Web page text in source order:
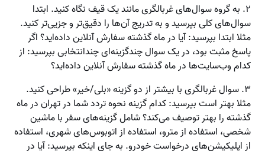
۲. به گروه سوال‌های غربالگری مانند یک قیف نگاه کنید. ابتدا
سوال‌های کلی بپرسید و به تدریج آن‌ها را دقیق‌تر و جزیی‌تر کنید.
مثلا ابتدا بپرسید: آیا در ماه گذشته سفارش آنلاین داده‌اید؟ اگر
پاسخ مثبت بود، در یک سوال چند‌گزینه‌ای‌ چند‌انتخابی بپرسید: از
کدام وب‌سایت‌ها در ماه گذشته سفارش آنلاین داده‌اید؟
۳. سوال غربالگری با بیشتر از دو گزینه «بلی/خیر» طراحی کنید.
مثلا بهتر است بپرسید: کدام گزینه نحوه تردد شما در تهران در ماه
گذشته را بهتر توصیف می‌کند؟ شامل گزینه‌های سفر با ماشین
شخصی، استفاده از مترو، استفاده از اتوبوس‌های شهری، استفاده
از اپلیکیشن‌های درخواست خودرو. به جای اینکه بپرسید: آیا در